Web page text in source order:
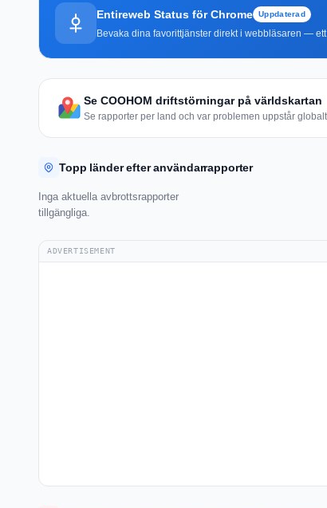
Entireweb Status för Chrome Uppdaterad
Bevaka dina favorittjänster direkt i webbläsaren —
Se COOHOM driftstörningar på världskartan
Se rapporter per land och var problemen uppstår
Topp länder efter användarrapporter
Inga aktuella avbrottsrapporter
tillgängliga.
ADVERTISEMENT